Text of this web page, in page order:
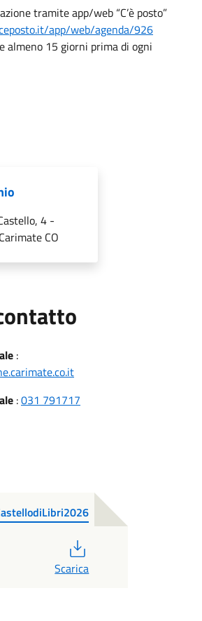
tramite app/web “C’è posto”
app/web/agenda/926
almeno 15 giorni prima di ogni
4 -
CO
:
:031 791717
Scarica